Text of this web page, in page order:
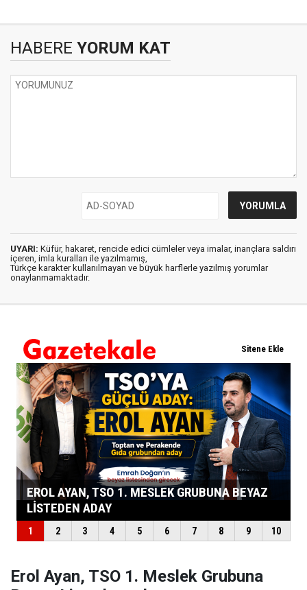
HABERE YORUM KAT
UYARI: Küfür, hakaret, rencide edici cümleler veya imalar, inançlara saldırı
içeren, imla kuralları ile yazılmamış,
Türkçe karakter kullanılmayan ve büyük harflerle yazılmış yorumlar
onaylanmamaktadır.
Erol Ayan, TSO 1. Meslek Grubuna